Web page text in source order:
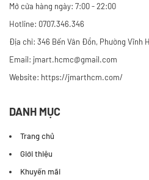
Mở cửa hàng ngày: 7:00 - 22:00
Hotline: 0707.346.346
Địa chỉ: 346 Bến Vân Đồn, Phường Vĩnh
Email: jmart.hcmc@gmail.com
Website: https://jmarthcm.com/
DANH MỤC
Trang chủ
Giới thiệu
Khuyến mãi